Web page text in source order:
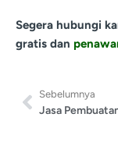
Segera hubungi
gratis dan
Sebelumnya